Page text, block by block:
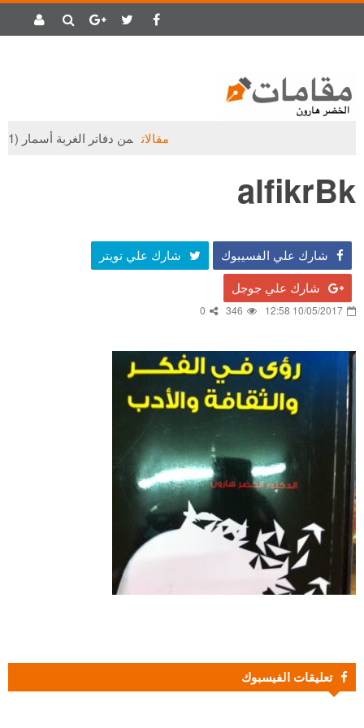
مقالات من دفاتر الغربة أسمار (1)
alfikrBk
شارك علي الفسيبوك شارك علي تويتر
شارك علي جوجل
10/05/2017 12:58
346
0
تعليقات الفيسبوك